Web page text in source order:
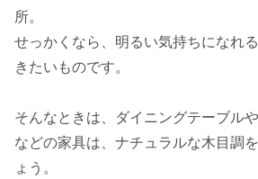
所。
せっかくなら、明るい気持ちになれ
きたいものです。
そんなときは、ダイニングテーブル
などの家具は、ナチュラルな木目調
ょう。